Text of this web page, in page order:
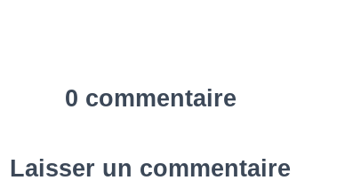
0 commentaire
Laisser un commentaire